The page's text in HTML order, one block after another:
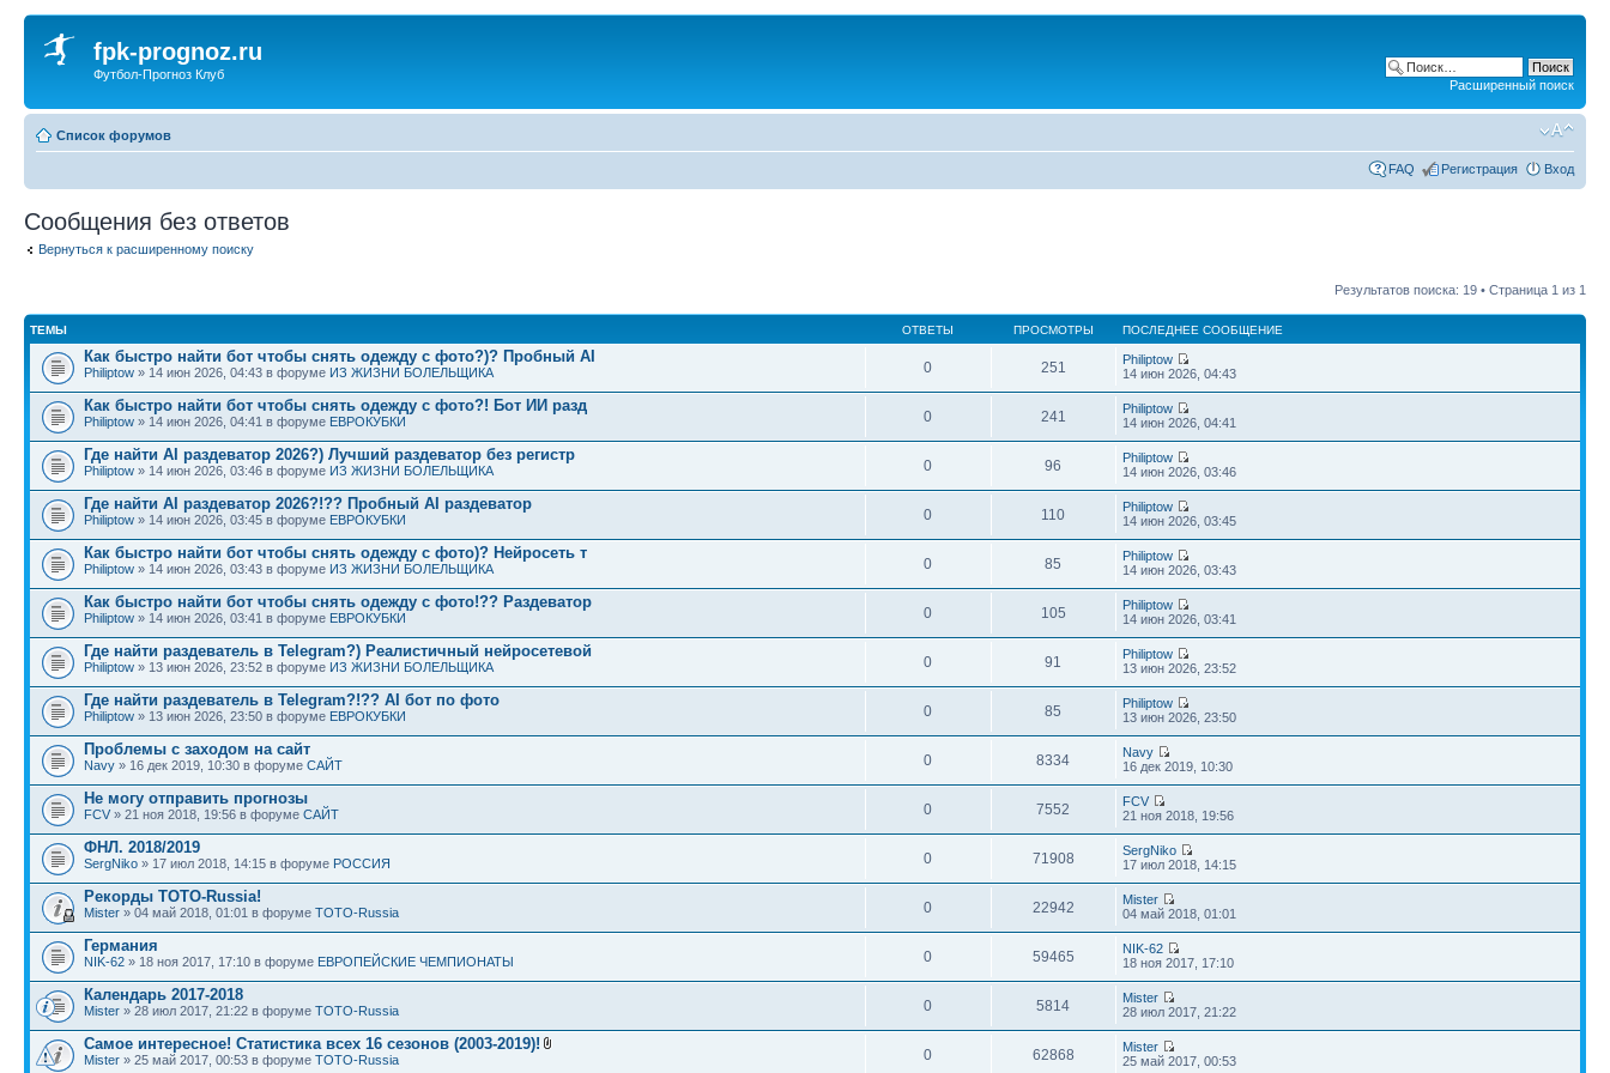
fpk-prognoz.ru
Футбол-Прогноз Клуб
Расширенный поиск
Список форумов
FAQ Регистрация Вход
Сообщения без ответов
Вернуться к расширенному поиску
Результатов поиска: 19 • Страница 1 из 1
ТЕМЫ ОТВЕТЫ ПРОСМОТРЫ ПОСЛЕДНЕЕ СООБЩЕНИЕ
Как быстро найти бот чтобы снять одежду с фото?)? Пробный AI
Philiptow » 14 июн 2026, 04:43 в форуме ИЗ ЖИЗНИ БОЛЕЛЬЩИКА 0 251
Philiptow
14 июн 2026, 04:43
Как быстро найти бот чтобы снять одежду с фото?! Бот ИИ разд
Philiptow » 14 июн 2026, 04:41 в форуме ЕВРОКУБКИ 0 241
Philiptow
14 июн 2026, 04:41
Где найти AI раздеватор 2026?) Лучший раздеватор без регистр
Philiptow » 14 июн 2026, 03:46 в форуме ИЗ ЖИЗНИ БОЛЕЛЬЩИКА 0 96
Philiptow
14 июн 2026, 03:46
Где найти AI раздеватор 2026?!?? Пробный AI раздеватор
Philiptow » 14 июн 2026, 03:45 в форуме ЕВРОКУБКИ 0 110
Philiptow
14 июн 2026, 03:45
Как быстро найти бот чтобы снять одежду с фото)? Нейросеть т
Philiptow » 14 июн 2026, 03:43 в форуме ИЗ ЖИЗНИ БОЛЕЛЬЩИКА 0 85
Philiptow
14 июн 2026, 03:43
Как быстро найти бот чтобы снять одежду с фото!?? Раздеватор
Philiptow » 14 июн 2026, 03:41 в форуме ЕВРОКУБКИ 0 105
Philiptow
14 июн 2026, 03:41
Где найти раздеватель в Telegram?) Реалистичный нейросетевой
Philiptow » 13 июн 2026, 23:52 в форуме ИЗ ЖИЗНИ БОЛЕЛЬЩИКА 0 91
Philiptow
13 июн 2026, 23:52
Где найти раздеватель в Telegram?!?? AI бот по фото
Philiptow » 13 июн 2026, 23:50 в форуме ЕВРОКУБКИ 0 85
Philiptow
13 июн 2026, 23:50
Проблемы с заходом на сайт
Navy » 16 дек 2019, 10:30 в форуме САЙТ 0 8334
Navy
16 дек 2019, 10:30
Не могу отправить прогнозы
FCV » 21 ноя 2018, 19:56 в форуме САЙТ 0 7552
FCV
21 ноя 2018, 19:56
ФНЛ. 2018/2019
SergNiko » 17 июл 2018, 14:15 в форуме РОССИЯ 0 71908
SergNiko
17 июл 2018, 14:15
Рекорды ТОТО-Russia!
Mister » 04 май 2018, 01:01 в форуме ТОТО-Russia 0 22942
Mister
04 май 2018, 01:01
Германия
NIK-62 » 18 ноя 2017, 17:10 в форуме ЕВРОПЕЙСКИЕ ЧЕМПИОНАТЫ 0 59465
NIK-62
18 ноя 2017, 17:10
Календарь 2017-2018
Mister » 28 июл 2017, 21:22 в форуме ТОТО-Russia 0 5814
Mister
28 июл 2017, 21:22
Самое интересное! Статистика всех 16 сезонов (2003-2019)!
Mister » 25 май 2017, 00:53 в форуме ТОТО-Russia 0 62868
Mister
25 май 2017, 00:53